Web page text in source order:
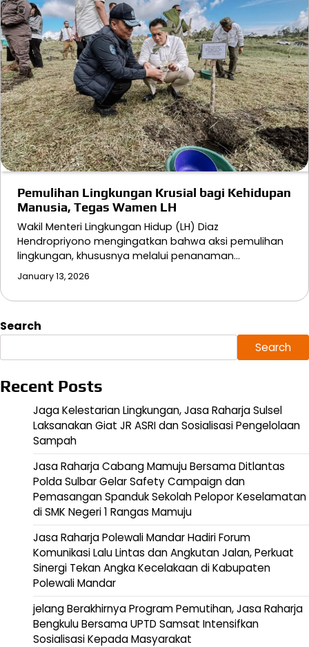
Pemulihan Lingkungan Krusial bagi Kehidupan
Manusia, Tegas Wamen LH
Wakil Menteri Lingkungan Hidup (LH) Diaz
Hendropriyono mengingatkan bahwa aksi pemulihan
lingkungan, khususnya melalui penanaman…
January 13, 2026
Search
Search
Recent Posts
Jaga Kelestarian Lingkungan, Jasa Raharja Sulsel
Laksanakan Giat JR ASRI dan Sosialisasi Pengelolaan
Sampah
Jasa Raharja Cabang Mamuju Bersama Ditlantas
Polda Sulbar Gelar Safety Campaign dan
Pemasangan Spanduk Sekolah Pelopor Keselamatan
di SMK Negeri 1 Rangas Mamuju
Jasa Raharja Polewali Mandar Hadiri Forum
Komunikasi Lalu Lintas dan Angkutan Jalan, Perkuat
Sinergi Tekan Angka Kecelakaan di Kabupaten
Polewali Mandar
jelang Berakhirnya Program Pemutihan, Jasa Raharja
Bengkulu Bersama UPTD Samsat Intensifkan
Sosialisasi Kepada Masyarakat